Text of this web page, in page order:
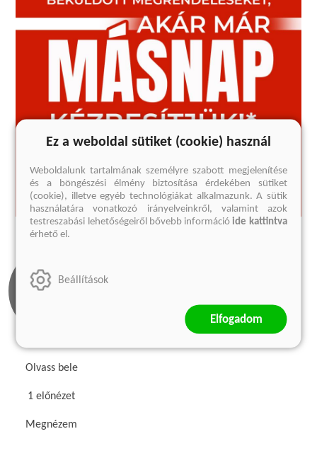
Olvass bele
1 előnézet
Megnézem
Ez a weboldal sütiket (cookie) használ
Weboldalunk tartalmának személyre szabott megjelenítése
és a böngészési élmény biztosítása érdekében sütiket
(cookie), illetve egyéb technológiákat alkalmazunk. A sütik
használatára vonatkozó irányelveinkről, valamint azok
testreszabási lehetőségeiről bővebb információide kattintva
érhető el.
Beállítások
Elfogadom